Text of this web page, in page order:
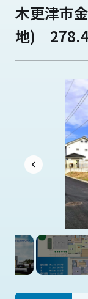
木更津市
地)